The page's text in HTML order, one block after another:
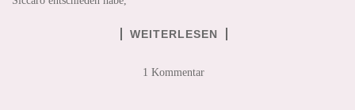
WEITERLESEN
1 Kommentar